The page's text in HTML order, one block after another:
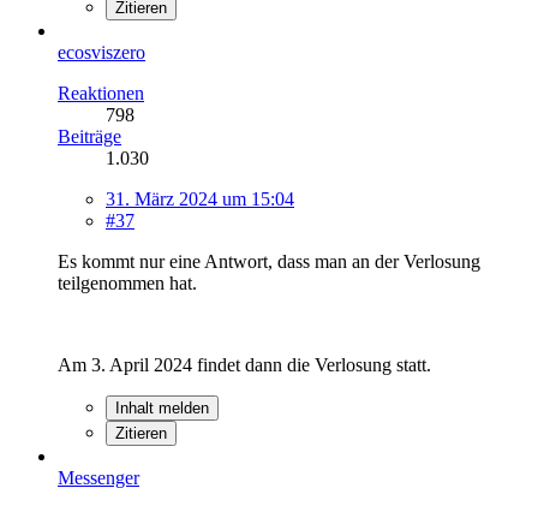
Zitieren
ecosviszero
Reaktionen
798
Beiträge
1.030
31. März 2024 um 15:04
#37
Es kommt nur eine Antwort, dass man an der Verlosung
teilgenommen hat.
Am 3. April 2024 findet dann die Verlosung statt.
Inhalt melden
Zitieren
Messenger